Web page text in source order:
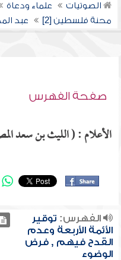
الصوتيات علماء ودعاة
محنة فلسطين [2]
عبد
صفحة الفهرس
الأعلام : ( الليث بن سعد
الفهرس: توقير
الأئمة الأربعة وعدم
القدح فيهم , فرض
الوضوء